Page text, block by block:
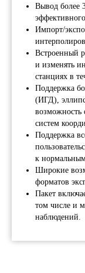
Вывод более
Импорт/
Встроенный
и изменять
станциях в
Поддержка
(ИГД),
возможность
систем
Поддержка
к
Широкие
форматов
Пакет
том числе и
наблюдений.
Телефон: 8 (495)
What's App: 8
Звоните
Комм. отдел:
Telegram:
Инфо. отдел:
Или